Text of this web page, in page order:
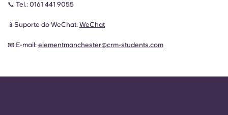
📞 Tel.: 0161 441 9055
📱Suporte do WeChat: WeChat
📧 E-mail: elementmanchester@crm-students.com